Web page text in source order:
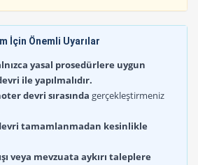
İçin Önemli Uyarılar
yasal prosedürlere uygun
ile yapılmalıdır.
devri sırasında gerçekleştirmeniz
tamamlanmadan kesinlikle
veya mevzuata aykırı taleplere